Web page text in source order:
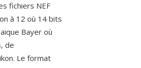
fichiers NEF
à 12 où 14 bits
Bayer où
de
Le format